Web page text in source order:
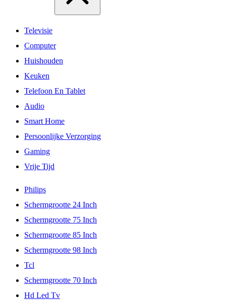
Televisie
Computer
Huishouden
Keuken
Telefoon En Tablet
Audio
Smart Home
Persoonlijke Verzorging
Gaming
Vrije Tijd
Philips
Schermgrootte 24 Inch
Schermgrootte 75 Inch
Schermgrootte 85 Inch
Schermgrootte 98 Inch
Tcl
Schermgrootte 70 Inch
Hd Led Tv